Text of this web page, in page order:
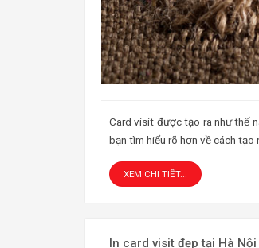
Card visit được tạo ra như thế
bạn tìm hiểu rõ hơn về cách tạo
XEM CHI TIẾT...
In card visit đẹp tại Hà Nội